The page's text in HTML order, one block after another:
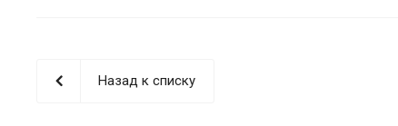
Назад к списку